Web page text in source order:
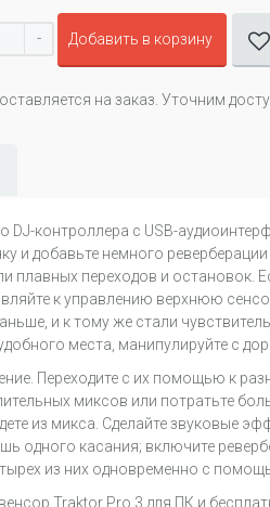
- Добавить в корзину
на заказ. Уточним
DJ-контроллера с USB-
и добавьте немного
переходов и остановок.
к управлению верхнюю
и к тому же стали
места, манипулируйте с
Переходите с их помощью к
миксов или потратьте
из микса. Сделайте звуковые
касания; включите
из них одновременно с
Traktor Pro 3 для ПК и